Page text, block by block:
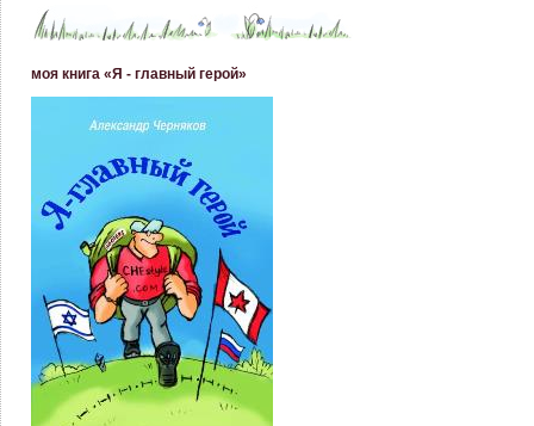
моя книга «Я - главный герой»